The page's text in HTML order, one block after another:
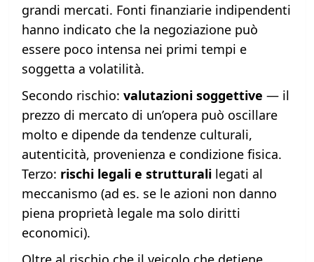
grandi mercati. Fonti finanziarie indipendenti
hanno indicato che la negoziazione può
essere poco intensa nei primi tempi e
soggetta a volatilità.
Secondo rischio: valutazioni soggettive — il
prezzo di mercato di un’opera può oscillare
molto e dipende da tendenze culturali,
autenticità, provenienza e condizione fisica.
Terzo: rischi legali e strutturalilegati al
meccanismo (ad es. se le azioni non danno
piena proprietà legale ma solo diritti
economici).